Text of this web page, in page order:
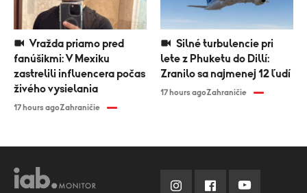
fanúšikmi: V Mexiku
zastrelili influencera počas
živého vysielania
17 hours agoZahraničie
lete z Phuketu do Dillí:
Zranilo sa najmenej 12 ľudí
17 hours agoZahraničie